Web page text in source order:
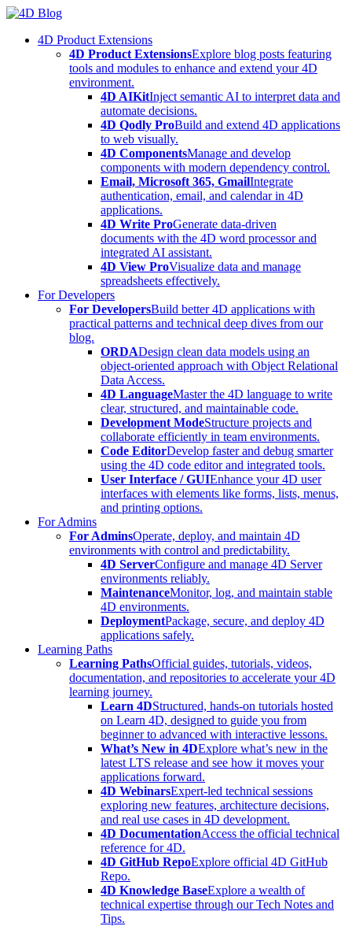
Skip
content4D Product Extensions
4D Product ExtensionsExplore blog posts featuring
tools and modules to enhance and extend your 4D
environment.
4D AIKitInject semantic AI to interpret data and
automate decisions.
4D Qodly ProBuild and extend 4D applications
to web visually.
4D ComponentsManage and develop
components with modern dependency control.
Email, Microsoft 365, GmailIntegrate
authentication, email, and calendar in 4D
applications.
4D Write ProGenerate data-driven
documents with the 4D word processor and
integrated AI assistant.
4D View ProVisualize data and manage
spreadsheets effectively.
For Developers
For DevelopersBuild better 4D applications with
practical patterns and technical deep dives from our
blog.
ORDADesign clean data models using an
object-oriented approach with Object Relational
Data Access.
4D LanguageMaster the 4D language to write
clear, structured, and maintainable code.
Development ModeStructure projects and
collaborate efficiently in team environments.
Code EditorDevelop faster and debug smarter
using the 4D code editor and integrated tools.
User Interface / GUIEnhance your 4D user
interfaces with elements like forms, lists, menus,
and printing options.
For Admins
For AdminsOperate, deploy, and maintain 4D
environments with control and predictability.
4D ServerConfigure and manage 4D Server
environments reliably.
MaintenanceMonitor, log, and maintain stable
4D environments.
DeploymentPackage, secure, and deploy 4D
applications safely.
Learning Paths
Learning PathsOfficial guides, tutorials, videos,
documentation, and repositories to accelerate your 4D
learning journey.
Learn 4DStructured, hands-on tutorials hosted
on Learn 4D, designed to guide you from
beginner to advanced with interactive lessons.
What’s New in 4DExplore what’s new in the
latest LTS release and see how it moves your
applications forward.
4D WebinarsExpert-led technical sessions
exploring new features, architecture decisions,
and real use cases in 4D development.
4D DocumentationAccess the official technical
reference for 4D.
4D GitHub RepoExplore official 4D GitHub
Repo.
4D Knowledge BaseExplore a wealth of
technical expertise through our Tech Notes and
Tips.